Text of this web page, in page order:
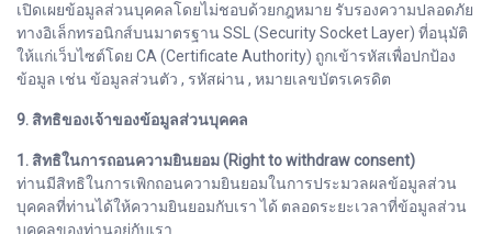
เปิดเผยข้อมูลส่วนบุคคลโดยไม่ชอบด้วยกฎหมาย รับรองความปลอดภัย
ทางอิเล็กทรอนิกส์บนมาตรฐาน SSL (Security Socket Layer) ที่อนุมัติ
ให้แก่เว็บไซต์โดย CA (Certificate Authority) ถูกเข้ารหัสเพื่อปกป้อง
ข้อมูล เช่น ข้อมูลส่วนตัว , รหัสผ่าน , หมายเลขบัตรเครดิต
9. สิทธิของเจ้าของข้อมูลส่วนบุคคล
1. สิทธิในการถอนความยินยอม (Right to withdraw consent)
ท่านมีสิทธิในการเพิกถอนความยินยอมในการประมวลผลข้อมูลส่วน
บุคคลที่ท่านได้ให้ความยินยอมกับเรา ได้ ตลอดระยะเวลาที่ข้อมูลส่วน
บุคคลของท่านอยู่กับเรา